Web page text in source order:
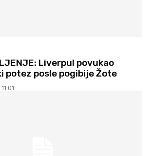
Liverpul povukao
potez posle pogibije Žote